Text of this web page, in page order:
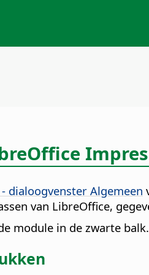
dialoogvenster Algemeen
van LibreOffice,
module in de zwarte balk.